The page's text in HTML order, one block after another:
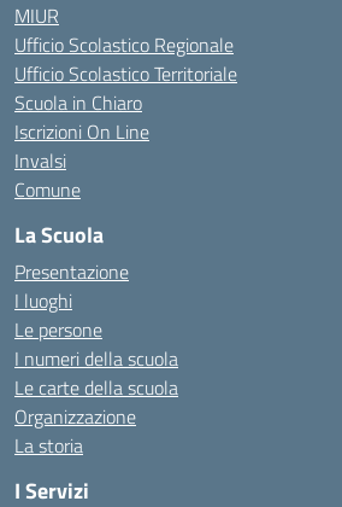
MIUR
Ufficio Scolastico Regionale
Ufficio Scolastico Territoriale
Scuola in Chiaro
Iscrizioni On Line
Invalsi
Comune
La Scuola
Presentazione
I luoghi
Le persone
I numeri della scuola
Le carte della scuola
Organizzazione
La storia
I Servizi